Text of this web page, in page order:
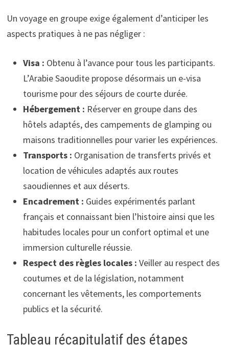
Un voyage en groupe exige également d’anticiper les
aspects pratiques à ne pas négliger :
Visa : Obtenu à l’avance pour tous les participants.
L’Arabie Saoudite propose désormais un e-visa
tourisme pour des séjours de courte durée.
Hébergement : Réserver en groupe dans des
hôtels adaptés, des campements de glamping ou
maisons traditionnelles pour varier les expériences.
Transports : Organisation de transferts privés et
location de véhicules adaptés aux routes
saoudiennes et aux déserts.
Encadrement : Guides expérimentés parlant
français et connaissant bien l’histoire ainsi que les
habitudes locales pour un confort optimal et une
immersion culturelle réussie.
Respect des règles locales : Veiller au respect des
coutumes et de la législation, notamment
concernant les vêtements, les comportements
publics et la sécurité.
Tableau récapitulatif des étapes